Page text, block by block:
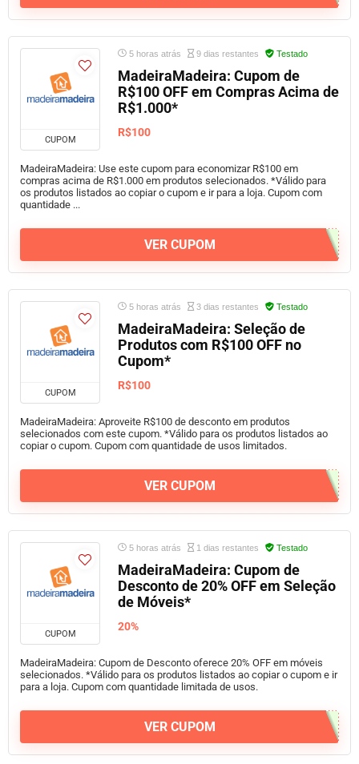
CUPOM
5 horas atrás 9 dias restantes Testado
MadeiraMadeira: Cupom de
R$100 OFF em Compras Acima de
R$1.000*
R$100
MadeiraMadeira: Use este cupom para economizar R$100 em
compras acima de R$1.000 em produtos selecionados. *Válido para
os produtos listados ao copiar o cupom e ir para a loja. Cupom com
quantidade ...
VER CUPOM
CUPOM
5 horas atrás 3 dias restantes Testado
MadeiraMadeira: Seleção de
Produtos com R$100 OFF no
Cupom*
R$100
MadeiraMadeira: Aproveite R$100 de desconto em produtos
selecionados com este cupom. *Válido para os produtos listados ao
copiar o cupom. Cupom com quantidade de usos limitados.
VER CUPOM
CUPOM
5 horas atrás 1 dias restantes Testado
MadeiraMadeira: Cupom de
Desconto de 20% OFF em Seleção
de Móveis*
20%
MadeiraMadeira: Cupom de Desconto oferece 20% OFF em móveis
selecionados. *Válido para os produtos listados ao copiar o cupom e ir
para a loja. Cupom com quantidade limitada de usos.
VER CUPOM